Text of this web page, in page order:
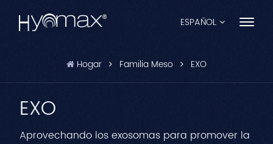
ESPAÑOL
Hogar Familia Meso EXO
EXO
Aprovechando los exosomas para promover la